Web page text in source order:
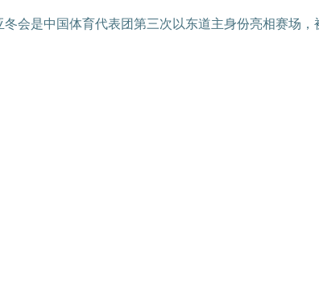
会是中国体育代表团第三次以东道主身份亮相赛场